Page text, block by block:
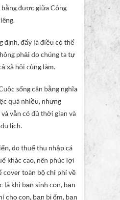
được giữa Công
định, đấy là điều có thể
phải do chúng ta tự
xã hội cùng làm.
sống cân bằng nghĩa
quá nhiều, nhưng
vẫn có đủ thời gian và
lịch.
do thuế thu nhập cá
khác cao, nên phúc lợi
cover toàn bộ chi phí về
là khi bạn sinh con, bạn
cho con, bạn bị ốm, bạn